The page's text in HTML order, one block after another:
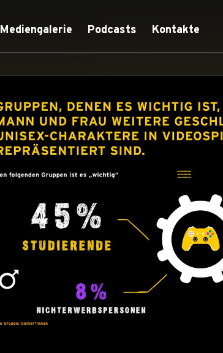
Mediengalerie Podcasts Kontakte